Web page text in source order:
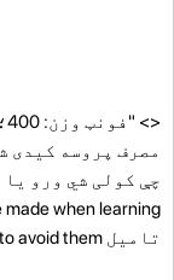
مصرف پروسه کیدی
made when learning
تامیل and how to avoid them.